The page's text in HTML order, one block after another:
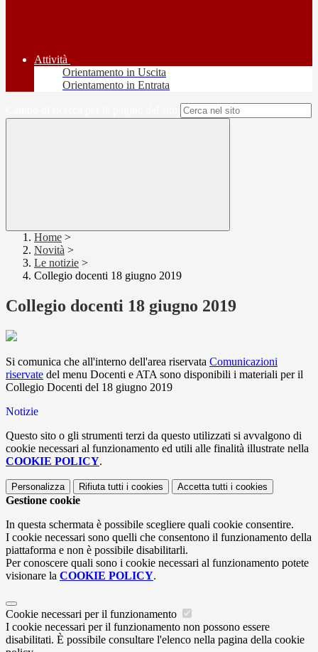
Attività
Orientamento in Uscita
Orientamento in Entrata
Home >
Novità >
Le notizie >
Collegio docenti 18 giugno 2019
Collegio docenti 18 giugno 2019
Si comunica che all'interno dell'area riservata Comunicazioni
riservate del menu Docenti e ATA sono disponibili i materiali per il
Collegio Docenti del 18 giugno 2019
Notizie
Questo sito o gli strumenti terzi da questo utilizzati si avvalgono di
cookie necessari al funzionamento ed utili alle finalità illustrate nella
COOKIE POLICY.
Personalizza Rifiuta tutti i cookies Accetta tutti i cookies
Gestione cookie
In questa schermata è possibile scegliere quali cookie consentire.
I cookie necessari sono quelli che consentono il funzionamento della
piattaforma e non è possibile disabilitarli.
Per conoscere quali sono i cookie necessari al funzionamento potete
visionare la COOKIE POLICY.
Cookie necessari per il funzionamento
I cookie necessari per il funzionamento non possono essere
disabilitati. È possibile consultare l'elenco nella pagina della cookie